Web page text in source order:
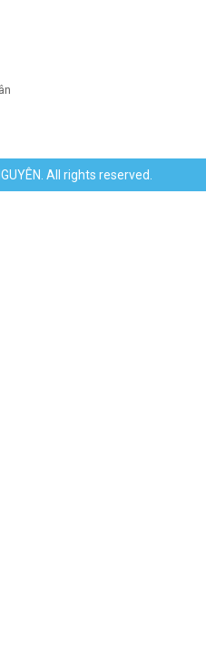
All rights reserved.